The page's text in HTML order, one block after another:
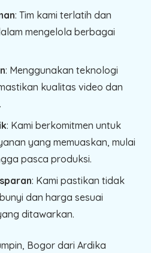
: Tim kami terlatih dan
mengelola berbagai
: Menggunakan teknologi
kualitas video dan
: Kami berkomitmen untuk
yang memuaskan, mulai
pasca produksi.
: Kami pastikan tidak
dan harga sesuai
ditawarkan.
Bogor dari Ardika